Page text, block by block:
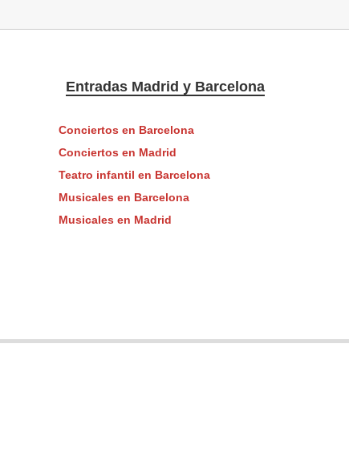
Entradas Madrid y Barcelona
Conciertos en Barcelona
Conciertos en Madrid
Teatro infantil en Barcelona
Musicales en Barcelona
Musicales en Madrid